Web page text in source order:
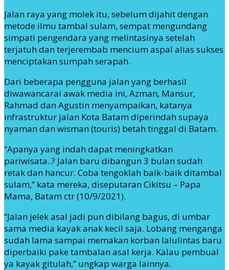
Jalan raya yang molek itu, sebelum dijahit dengan
metode ilmu tambal sulam, sempat mengundang
simpati pengendara yang melintasinya setelah
terjatuh dan terjerembab mencium aspal alias sukses
menciptakan sumpah serapah.
Dari beberapa pengguna jalan yang berhasil
diwawancarai awak media ini, Azman, Mansur,
Rahmad dan Agustin menyampaikan, katanya
infrastruktur jalan Kota Batam diperindah supaya
nyaman dan wisman (touris) betah tinggal di Batam.
“Apanya yang indah dapat meningkatkan
pariwisata..? Jalan baru dibangun 3 bulan sudah
retak dan hancur. Coba tengoklah baik-baik ditambal
sulam,” kata mereka, diseputaran Cikitsu – Papa
Mama, Batam ctr (10/9/2021).
“Jalan jelek asal jadi pun dibilang bagus, di umbar
sama media kayak anak kecil saja. Lobang menganga
sudah lama sampai memakan korban lalulintas baru
diperbaiki pake tambalan asal kerja. Kalau pembual
ya kayak gitulah,” ungkap warga lainnya.